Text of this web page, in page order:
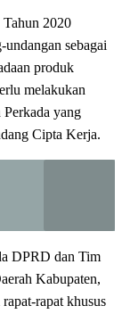
2020
sebagai
produk
melakukan
yang
Cipta Kerja.
DPRD dan Tim
Kabupaten,
rapat khusus